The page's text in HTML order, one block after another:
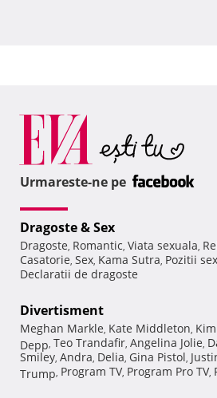
Urmareste-ne pe
Dragoste & Sex
Dragoste, Romantic, Viata sexuala,
Casatorie, Sex, Kama Sutra, Pozitii
Declaratii de dragoste
Divertisment
Meghan Markle, Kate Middleton,
Depp, Teo Trandafir, Angelina Jolie,
Smiley, Andra, Delia, Gina Pistol,
Trump, Program TV, Program Pro TV,